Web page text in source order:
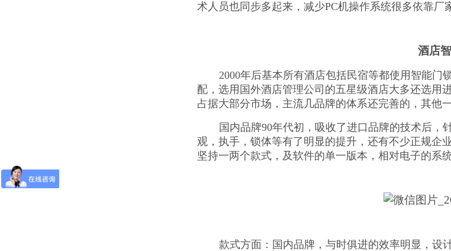
术人员也同步多起来，减少PC机操作系统很多依靠厂
酒店
2000年后基本所有酒店包括民宿等都使用智能
配，选用国外酒店管理公司的五星级酒店大多还选用
占据大部分市场，主流几品牌的体系还完善的，其他
国内品牌90年代初，吸收了进口品牌的技术后
观，执手，锁体等有了明显的提升，还有不少正规企
坚持一两个款式，及软件的单一版本，相对电子的系
款式方面：国内品牌，与时俱进的效率明显，设